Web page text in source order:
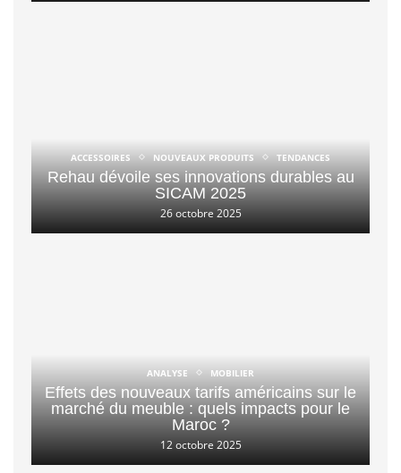
ACCESSOIRES NOUVEAUX PRODUITS TENDANCES
Rehau dévoile ses innovations durables au
SICAM 2025
26 octobre 2025
ANALYSE MOBILIER
Effets des nouveaux tarifs américains sur le
marché du meuble : quels impacts pour le
Maroc ?
12 octobre 2025